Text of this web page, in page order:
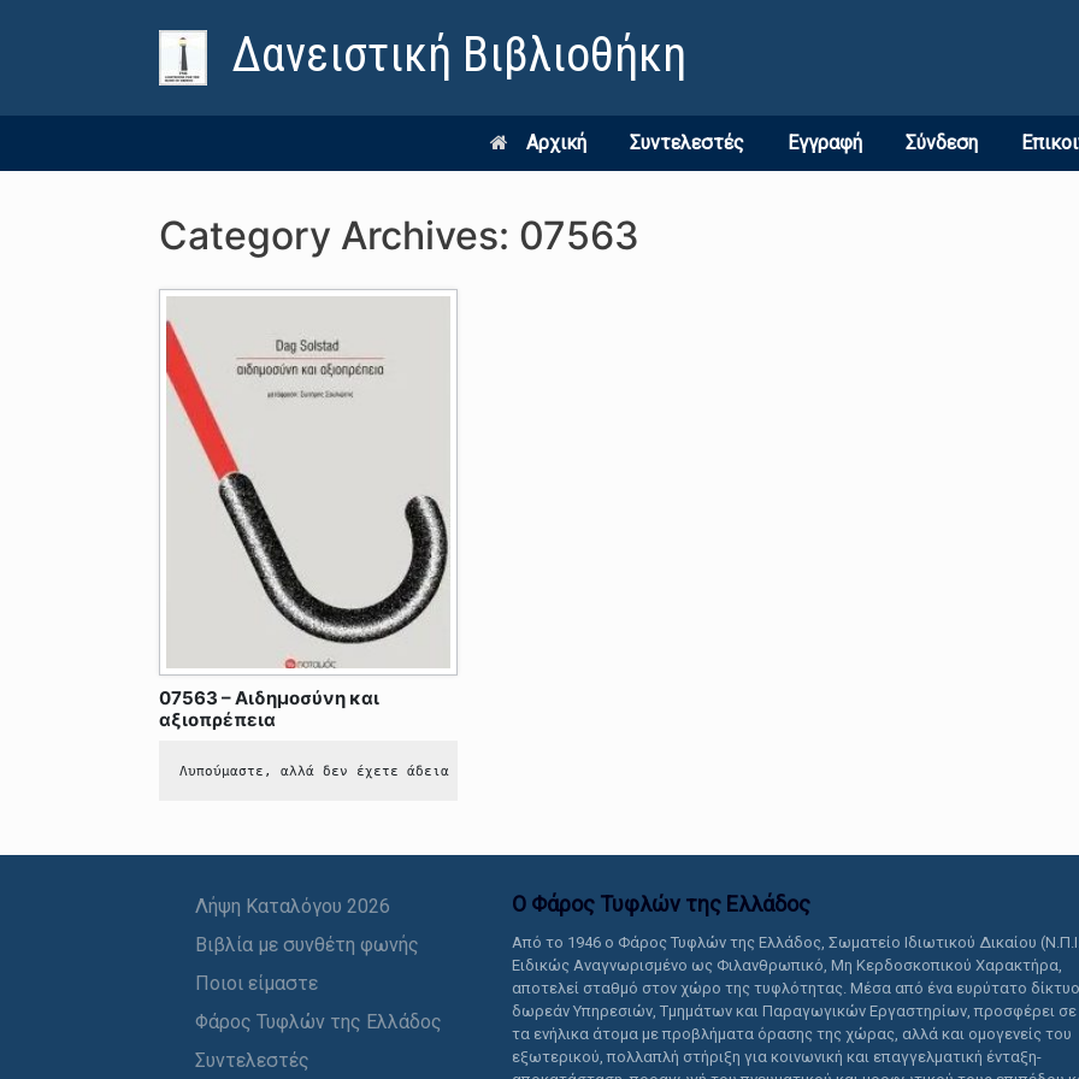
Δανειστική Βιβλιοθήκη
Αρχική Συντελεστές Εγγραφή Σύνδεση
Category Archives: 07563
07563 – Αιδημοσύνη και
αξιοπρέπεια
Λυπούμαστε, αλλά δεν έχετε άδεια να δείτε αυτό το περιεχόμενο.
Λήψη Καταλόγου 2026
Βιβλία με συνθέτη φωνής
Ποιοι είμαστε
Φάρος Τυφλών της Ελλάδος
Συντελεστές
Ο Φάρος Τυφλών της Ελλάδoς
Από το 1946 ο Φάρος Τυφλών της Ελλάδος, Σωματείο Ιδιωτικού Δικαίου
Ειδικώς Αναγνωρισμένο ως Φιλανθρωπικό, Μη Κερδοσκοπικού Χαρακτήρα,
αποτελεί σταθμό στον χώρο της τυφλότητας. Μέσα από ένα ευρύτατο δίκτυο
δωρεάν Υπηρεσιών, Τμημάτων και Παραγωγικών Εργαστηρίων, προσφέρει
τα ενήλικα άτομα με προβλήματα όρασης της χώρας, αλλά και ομογενείς του
εξωτερικού, πολλαπλή στήριξη για κοινωνική και επαγγελματική ένταξη-